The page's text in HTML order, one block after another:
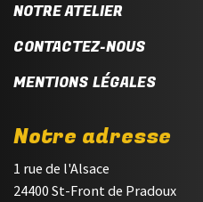
NOTRE ATELIER
CONTACTEZ-NOUS
MENTIONS LÉGALES
Notre adresse
1 rue de l'Alsace
24400 St-Front de Pradoux